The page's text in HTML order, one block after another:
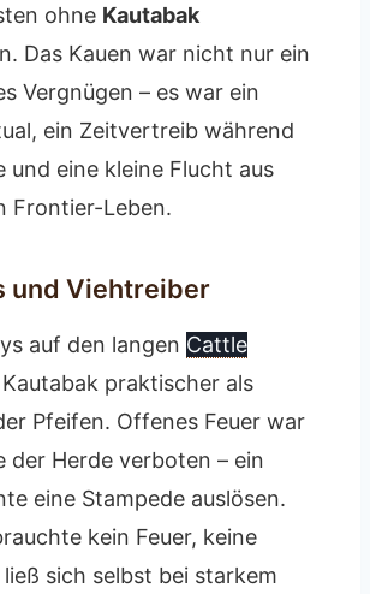
ohne Kautabak
Das Kauen war nicht nur ein
Vergnügen – es war ein
ein Zeitvertreib während
und eine kleine Flucht aus
Frontier-Leben.
und Viehtreiber
auf den langen Cattle
praktischer als
Pfeifen. Offenes Feuer war
der Herde verboten – ein
eine Stampede auslösen.
kein Feuer, keine
sich selbst bei starkem